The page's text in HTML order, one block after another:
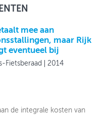
mee aan
maar Rijk
eventueel bij
Fietsberaad 2014
de integrale kosten van